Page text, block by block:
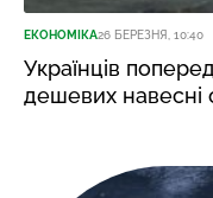
ЕКОНОМІКА26 БЕРЕЗНЯ, 10:40
Українців
дешевих навесні